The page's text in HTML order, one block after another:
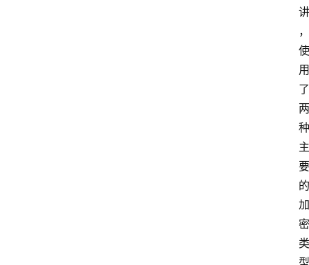
讲
，
使
用
了
两
种
主
要
的
加
密
类
型